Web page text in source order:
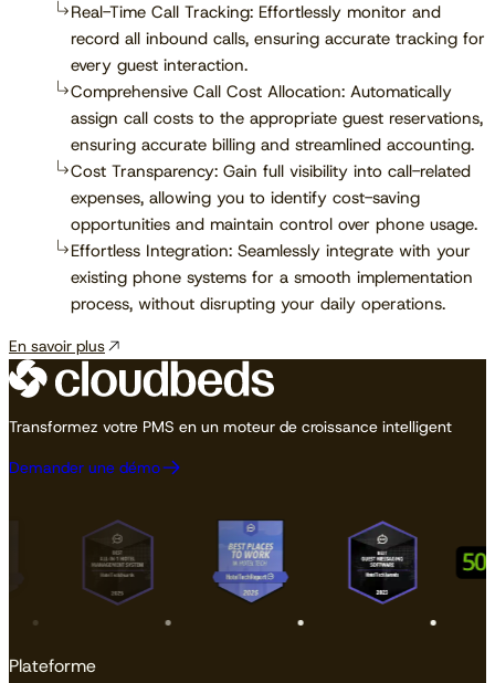
Real-Time Call Tracking: Effortlessly monitor and
record all inbound calls, ensuring accurate tracking for
every guest interaction.
Comprehensive Call Cost Allocation: Automatically
assign call costs to the appropriate guest reservations,
ensuring accurate billing and streamlined accounting.
Cost Transparency: Gain full visibility into call-related
expenses, allowing you to identify cost-saving
opportunities and maintain control over phone usage.
Effortless Integration: Seamlessly integrate with your
existing phone systems for a smooth implementation
process, without disrupting your daily operations.
En savoir plus
Transformez votre PMS en un moteur de croissance intelligent
Demander une démo
Plateforme